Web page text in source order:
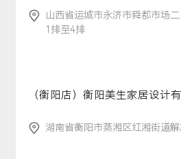
山西省运城市永济市舜都市场
1排至4排
（衡阳店）衡阳美生家居设计
湖南省衡阳市蒸湘区红湘街道